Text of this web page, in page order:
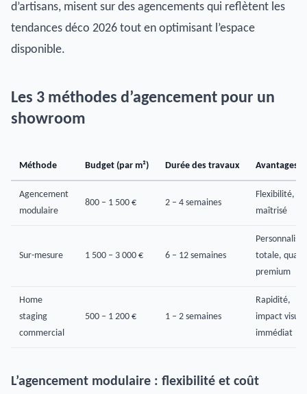
d’artisans, misent sur des agencements qui reflètent les
tendances déco 2026 tout en optimisant l’espace
disponible.
Les 3 méthodes d’agencement pour un
showroom
Méthode Budget (par m²) Durée des travaux Avantages
Agencement
modulaire
800 – 1 500 € 2 – 4 semaines
Flexibilité,
maîtrisé
Sur-mesure 1 500 – 3 000 € 6 – 12 semaines
totale,
premium
Home
staging
commercial
500 – 1 200 € 1 – 2 semaines
Rapidité,
impact visuel
immédiat
L’agencement modulaire : flexibilité et coût